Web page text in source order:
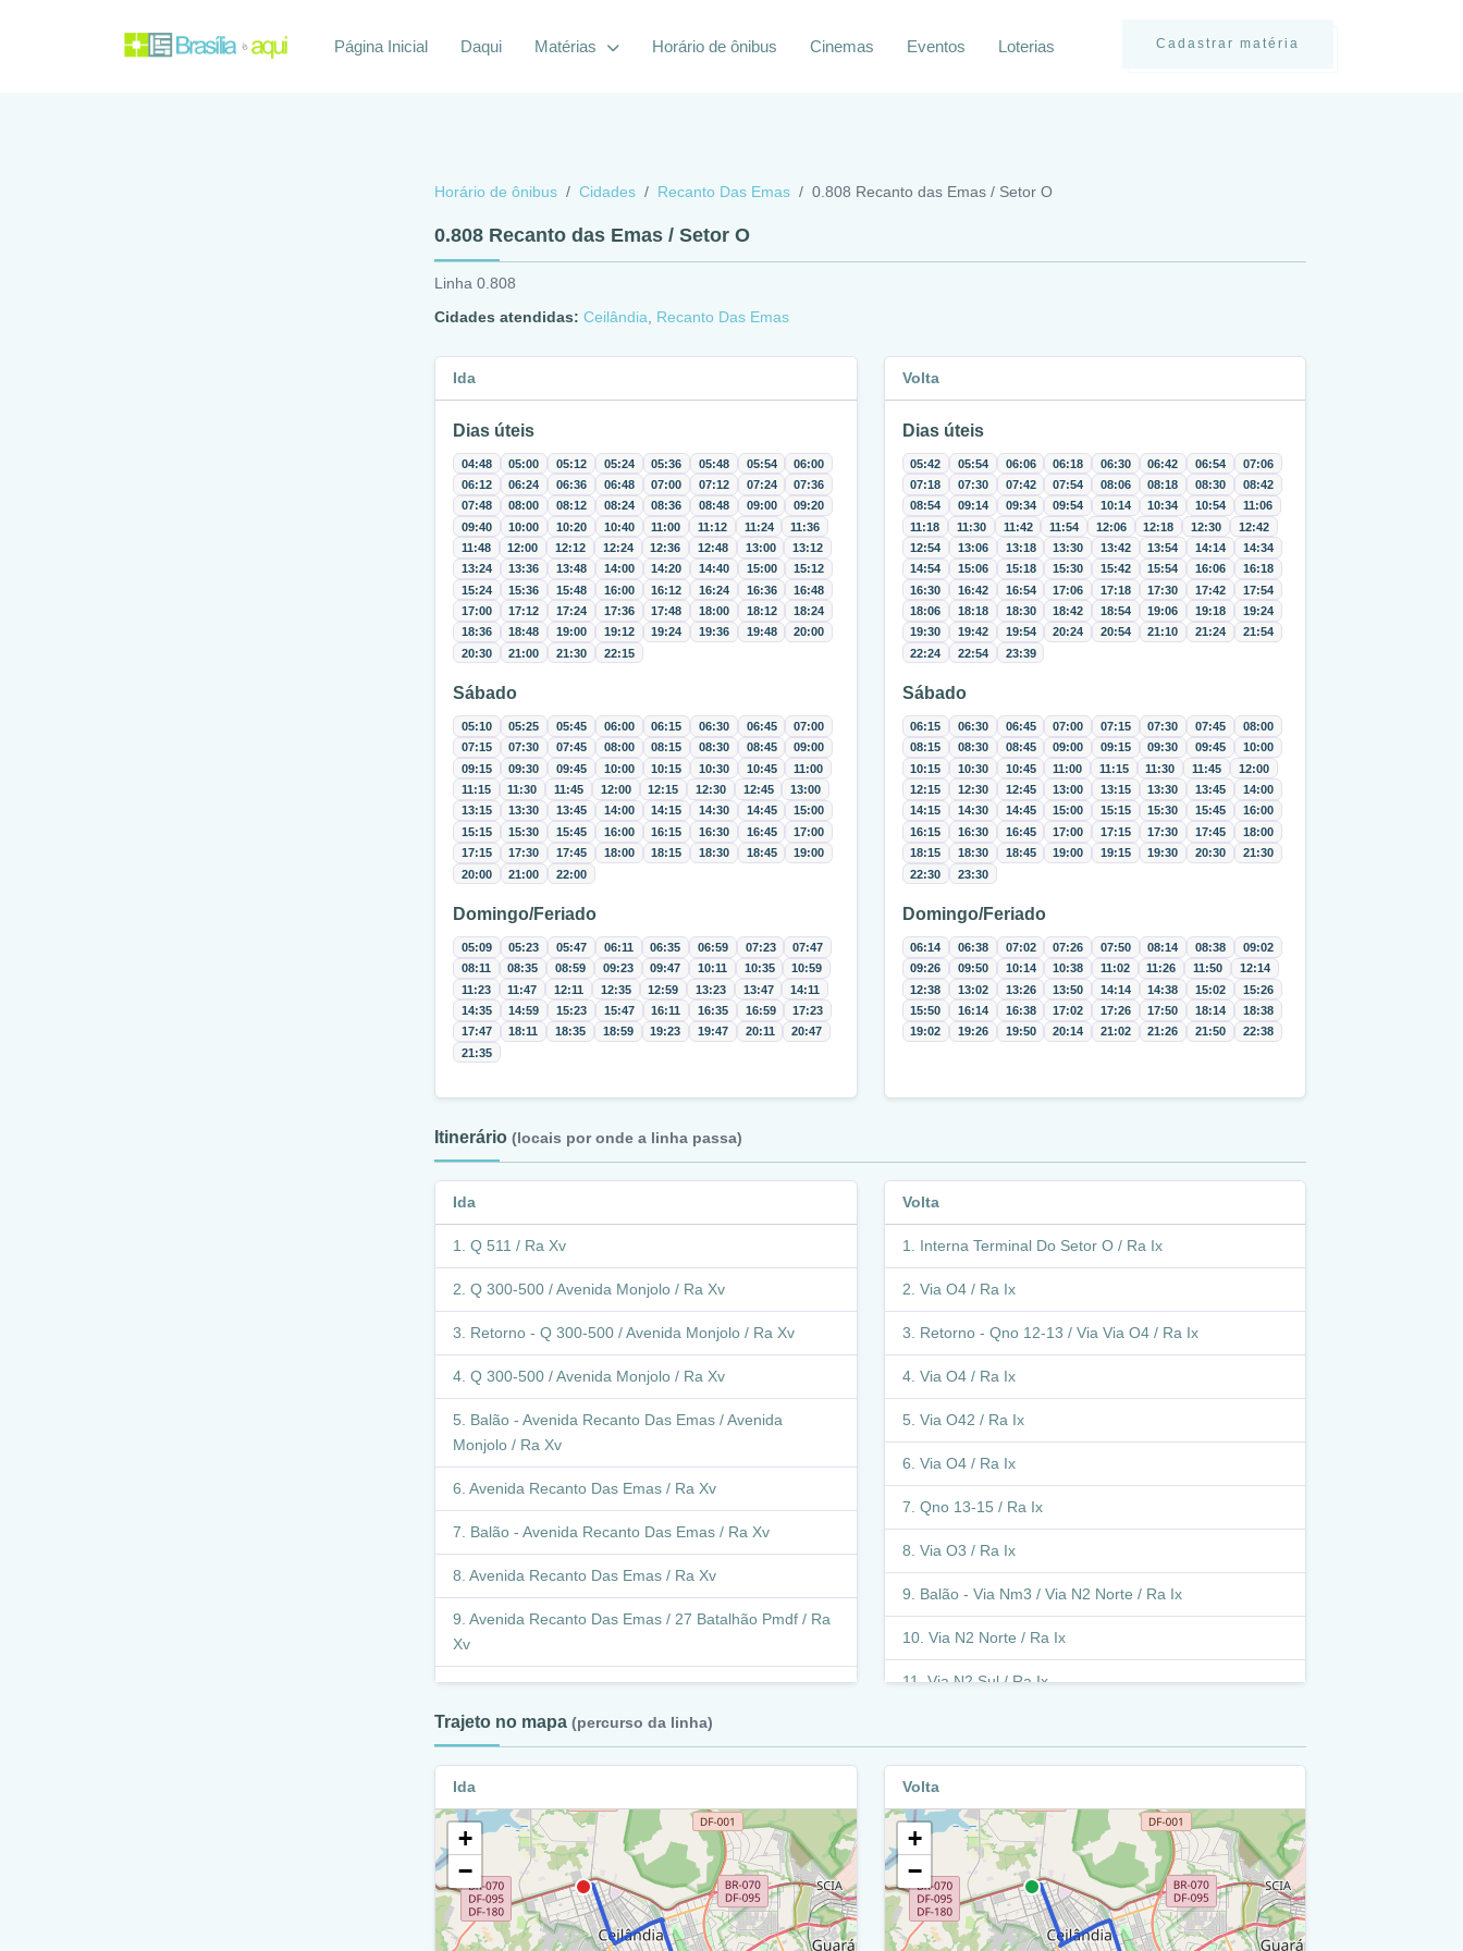
Cadastrar matéria
Página Inicial Daqui Matérias Horário de ônibus Cinemas Eventos Loterias
Horário de ônibus Cidades Recanto Das Emas 0.808 Recanto das Emas / Setor O
0.808 Recanto das Emas / Setor O
Linha 0.808
Cidades atendidas: Ceilândia Recanto Das Emas
Ida
Dias úteis
04:48 05:00 05:12 05:24 05:36 05:48 05:54
06:00
06:12
06:24 06:36 06:48 07:00 07:12 07:24
07:36
07:48
08:00 08:12 08:24 08:36 08:48 09:00
09:20
09:40
10:00 10:20 10:40 11:00 11:12 11:24
11:36
11:48
12:00 12:12 12:24 12:36 12:48 13:00
13:12
13:24
13:36 13:48 14:00 14:20 14:40 15:00
15:12
15:24
15:36 15:48 16:00 16:12 16:24 16:36
16:48
17:00
17:12 17:24 17:36 17:48 18:00 18:12
18:24
18:36
18:48 19:00 19:12 19:24 19:36 19:48
20:00
20:30
21:00 21:30 22:15
Sábado
05:10 05:25 05:45 06:00 06:15 06:30 06:45
07:00
07:15
07:30 07:45 08:00 08:15 08:30 08:45
09:00
09:15
09:30 09:45 10:00 10:15 10:30 10:45
11:00
11:15
11:30 11:45 12:00 12:15 12:30 12:45
13:00
13:15
13:30 13:45 14:00 14:15 14:30 14:45
15:00
15:15
15:30 15:45 16:00 16:15 16:30 16:45
17:00
17:15
17:30 17:45 18:00 18:15 18:30 18:45
19:00
20:00
21:00 22:00
Domingo/Feriado
05:09 05:23 05:47 06:11 06:35 06:59 07:23
07:47
08:11
08:35 08:59 09:23 09:47 10:11 10:35
10:59
11:23
11:47 12:11 12:35 12:59 13:23 13:47
14:11
14:35
14:59 15:23 15:47 16:11 16:35 16:59
17:23
17:47
18:11 18:35 18:59 19:23 19:47 20:11
20:47
21:35
Volta
Dias úteis
05:42 05:54 06:06 06:18 06:30 06:42 06:54
07:06
07:18
07:30 07:42 07:54 08:06 08:18 08:30
08:42
08:54
09:14 09:34 09:54 10:14 10:34 10:54
11:06
11:18
11:30 11:42 11:54 12:06 12:18 12:30
12:42
12:54
13:06 13:18 13:30 13:42 13:54 14:14
14:34
14:54
15:06 15:18 15:30 15:42 15:54 16:06
16:18
16:30
16:42 16:54 17:06 17:18 17:30 17:42
17:54
18:06
18:18 18:30 18:42 18:54 19:06 19:18
19:24
19:30
19:42 19:54 20:24 20:54 21:10 21:24
21:54
22:24
22:54 23:39
Sábado
06:15 06:30 06:45 07:00 07:15 07:30 07:45
08:00
08:15
08:30 08:45 09:00 09:15 09:30 09:45
10:00
10:15
10:30 10:45 11:00 11:15 11:30 11:45
12:00
12:15
12:30 12:45 13:00 13:15 13:30 13:45
14:00
14:15
14:30 14:45 15:00 15:15 15:30 15:45
16:00
16:15
16:30 16:45 17:00 17:15 17:30 17:45
18:00
18:15
18:30 18:45 19:00 19:15 19:30 20:30
21:30
22:30
23:30
Domingo/Feriado
06:14 06:38 07:02 07:26 07:50 08:14 08:38
09:02
09:26
09:50 10:14 10:38 11:02 11:26 11:50
12:14
12:38
13:02 13:26 13:50 14:14 14:38 15:02
15:26
15:50
16:14 16:38 17:02 17:26 17:50 18:14
18:38
19:02
19:26 19:50 20:14 21:02 21:26 21:50 22:38
Itinerário (locais por onde a linha passa)
Ida
Q 511 / Ra Xv
Q 300-500 / Avenida Monjolo / Ra Xv
Retorno - Q 300-500 / Avenida Monjolo / Ra Xv
Q 300-500 / Avenida Monjolo / Ra Xv
Balão - Avenida Recanto Das Emas / Avenida
Monjolo / Ra Xv
Avenida Recanto Das Emas / Ra Xv
Balão - Avenida Recanto Das Emas / Ra Xv
Avenida Recanto Das Emas / Ra Xv
Avenida Recanto Das Emas / 27 Batalhão Pmdf / Ra
Xv
Q 305-306 / Ra Xv
Avenida Recanto Das Emas / 27 Batalhão Pmdf / Ra
Balão - Avenida Recanto Das Emas 107 / Ra Xv
Avenida Recanto Das Emas / Ra Xv
Balão - Avenida Recanto Das Emas / Avenida
Volta
Interna Terminal Do Setor O / Ra Ix
Via O4 / Ra Ix
Retorno - Qno 12-13 / Via Via O4 / Ra Ix
Via O4 / Ra Ix
Via O42 / Ra Ix
Via O4 / Ra Ix
Qno 13-15 / Ra Ix
Via O3 / Ra Ix
Balão - Via Nm3 / Via N2 Norte / Ra Ix
Via N2 Norte / Ra Ix
Via N2 Sul / Ra Ix
Retorno - Avenida Hélio Prates (Qnn 17) / Ra Ix
Avenida Hélio Prates / Ra Ix
Via N2 Sul / Ra Ix
Avenida Hélio Prates / Ra Ix
Via M1 Sul / Ra Ix
Trajeto no mapa (percurso da linha)
Ida
+
−
Volta
+
−